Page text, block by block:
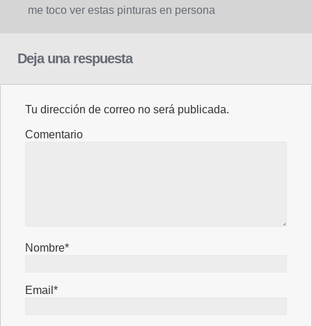
me toco ver estas pinturas en persona
Deja una respuesta
Tu dirección de correo no será publicada.
Comentario
Nombre*
Email*